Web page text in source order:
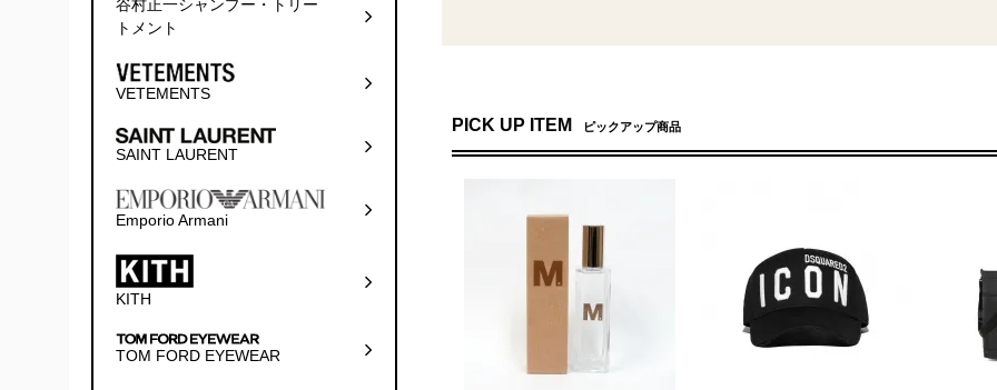
PICK UP ITEM ピックアップ商品
谷村正一シャンプー・トリー
トメント
VETEMENTS
SAINT LAURENT
Emporio Armani
KITH
TOM FORD EYEWEAR